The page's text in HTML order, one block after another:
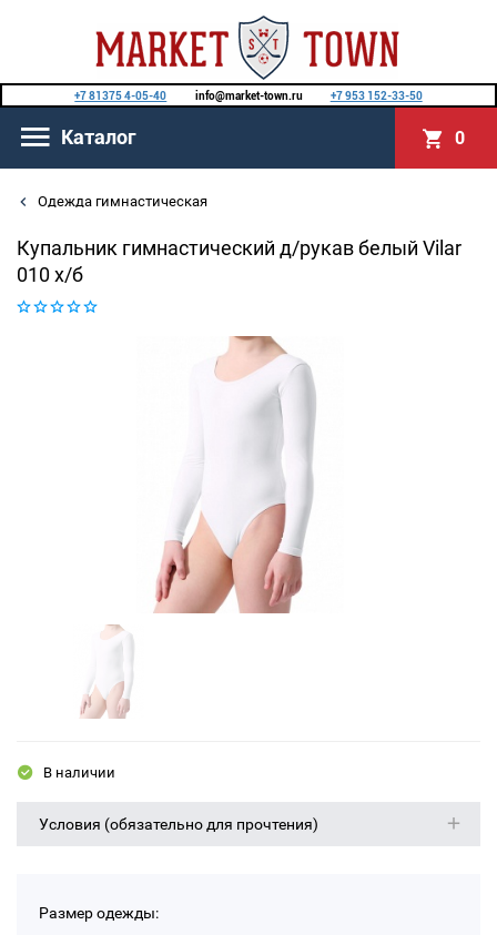
+7 81375 4-05-40 info@market-town.ru +7 953 152-33-50
Каталог 0
Одежда гимнастическая
Купальник гимнастический д/рукав белый Vilar
010 х/б
В наличии
Условия (обязательно для прочтения)
Размер одежды: